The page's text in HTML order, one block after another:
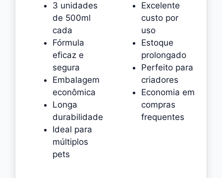
3 unidades
de 500ml
cada
Fórmula
eficaz e
segura
Embalagem
econômica
Longa
durabilidade
Ideal para
múltiplos
pets
Excelente
custo por
uso
Estoque
prolongado
Perfeito para
criadores
Economia em
compras
frequentes